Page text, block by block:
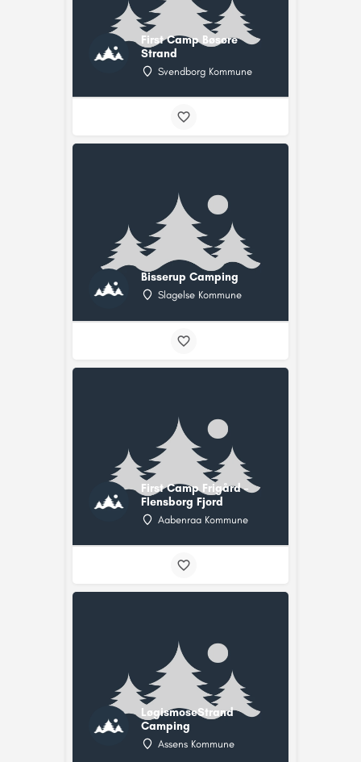
First Camp Bøsøre
Strand
Svendborg Kommune
Bisserup Camping
Slagelse Kommune
First Camp Frigård –
Flensborg Fjord
Aabenraa Kommune
LøgismoseStrand
Camping
Assens Kommune